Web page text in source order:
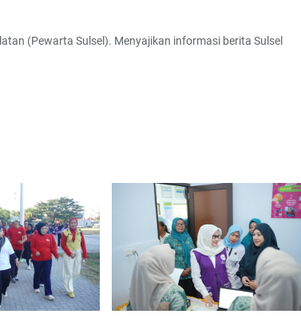
(Pewarta Sulsel). Menyajikan informasi berita Sulsel